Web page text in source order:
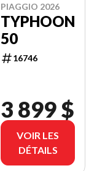
PIAGGIO 2026
TYPHOON
50
16746
3 899 $
VOIR LES
DÉTAILS